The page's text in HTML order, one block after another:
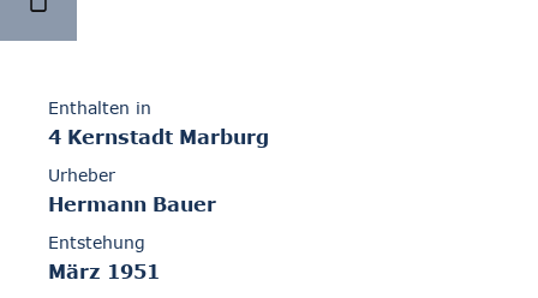
Enthalten in
4 Kernstadt Marburg
Urheber
Hermann Bauer
Entstehung
März 1951